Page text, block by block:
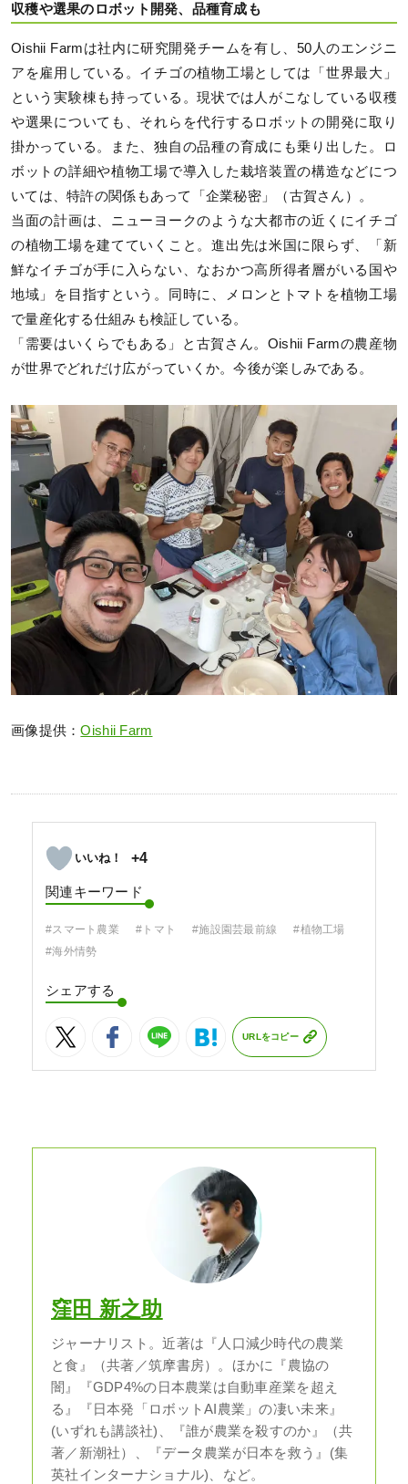
収穫や選果のロボット開発、品種育成も
Oishii Farmは社内に研究開発チームを有し、50人のエンジニ
アを雇用している。イチゴの植物工場としては「世界最大」
という実験棟も持っている。現状では人がこなしている収穫
や選果についても、それらを代行するロボットの開発に取り
掛かっている。また、独自の品種の育成にも乗り出した。ロ
ボットの詳細や植物工場で導入した栽培装置の構造などにつ
いては、特許の関係もあって「企業秘密」（古賀さん）。
当面の計画は、ニューヨークのような大都市の近くにイチゴ
の植物工場を建てていくこと。進出先は米国に限らず、「新
鮮なイチゴが手に入らない、なおかつ高所得者層がいる国や
地域」を目指すという。同時に、メロンとトマトを植物工場
で量産化する仕組みも検証している。
「需要はいくらでもある」と古賀さん。Oishii Farmの農産物
が世界でどれだけ広がっていくか。今後が楽しみである。
画像提供：Oishii Farm
+4
関連キーワード
#スマート農業 #トマト #施設園芸最前線
#植物工場
#海外情勢
シェアする
URLをコピー
窪田 新之助
ジャーナリスト。近著は『人口減少時代の農業
と食』（共著／筑摩書房）。ほかに『農協の
闇』『GDP4%の日本農業は自動車産業を超え
る』『日本発「ロボットAI農業」の凄い未来』
(いずれも講談社)、『誰が農業を殺すのか』（共
著／新潮社）、『データ農業が日本を救う』(集
英社インターナショナル)、など。